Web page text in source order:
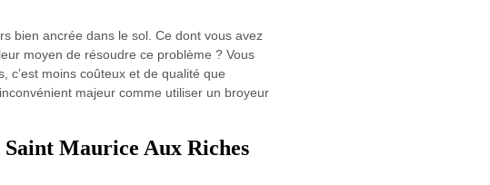
bien ancrée dans le sol. Ce dont vous avez
moyen de résoudre ce problème ? Vous
c’est moins coûteux et de qualité que
majeur comme utiliser un broyeur
Maurice Aux Riches